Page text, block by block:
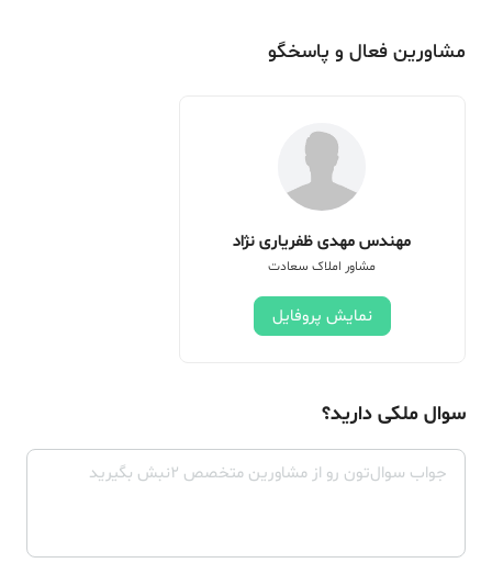
مشاورین فعال و پاسخگو
مهندس مهدی ظفریاری نژاد
مشاور املاک سعادت
نمایش پروفایل
سوال ملکی دارید؟